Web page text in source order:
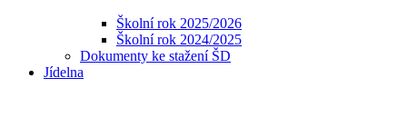
Školní rok 2025/2026
Školní rok 2024/2025
Dokumenty ke stažení ŠD
Jídelna